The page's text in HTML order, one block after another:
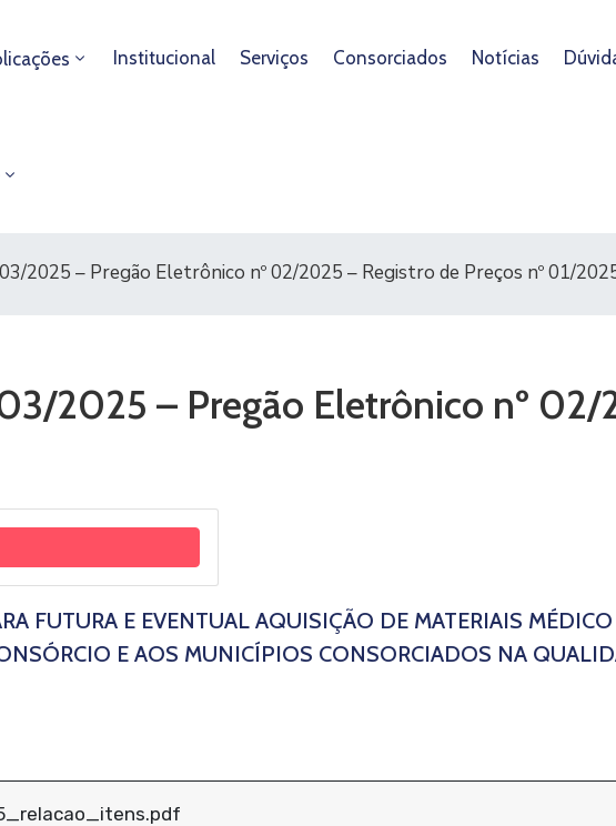
Institucional Serviços Consorciados Notícias
2025 – Pregão Eletrônico nº 02/2025 – Registro de Preços nº 01/
2025 – Pregão Eletrônico nº 02/
FUTURA E EVENTUAL AQUISIÇÃO DE MATERIAIS MÉDICO
E AOS MUNICÍPIOS CONSORCIADOS NA